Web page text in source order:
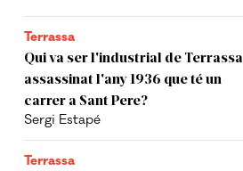
Terrassa
Qui va ser l'industrial de Terrassa
assassinat l'any 1936 que té un
carrer a Sant Pere?
Sergi Estapé
Terrassa